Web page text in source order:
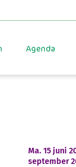
Agenda
Ma. 15 juni
september